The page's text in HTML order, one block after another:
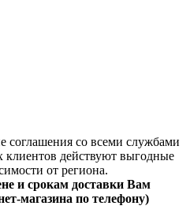
соглашения со всеми службами
клиентов действуют выгодные
от региона.
и срокам доставки Вам
магазина по телефону)